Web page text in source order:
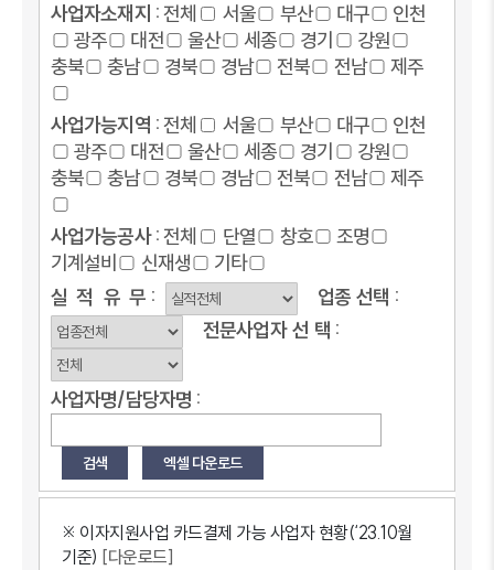
사업자소재지 :전체 서울 부산 대구
인천
광주
대전 울산 세종 경기
강원
충북
충남 경북 경남 전북 전남 제주
사업가능지역 :전체 서울 부산 대구
인천
광주
대전 울산 세종 경기
강원
충북
충남 경북 경남 전북 전남 제주
사업가능공사 :전체 단열 창호
조명
기계설비
신재생
기타
실 적 유 무 : 업종 선택 :
전문사업자 선 택 :
사업자명/담당자명 :
※ 이자지원사업 카드결제 가능 사업자 현황(‘23.10월
기준) [다운로드]